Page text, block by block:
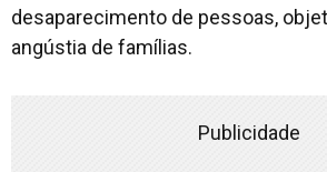
desaparecimento de pessoas,
angústia de famílias.
Publicidade